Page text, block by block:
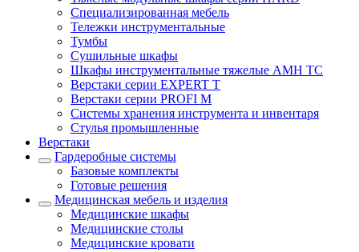
Cпециализированная мебель
Тележки инструментальные
Тумбы
Cушильные шкафы
Шкафы инструментальные тяжелые AMH TC
Верстаки серии EXPERT T
Верстаки серии PROFI M
Системы хранения инструмента и инвентаря
Стулья промышленные
Верстаки
Гардеробные системы
Базовые комплекты
Готовые решения
Медицинская мебель и изделия
Медицинские шкафы
Медицинские столы
Медицинские кровати